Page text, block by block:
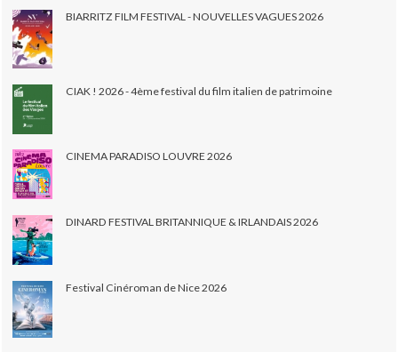
BIARRITZ FILM FESTIVAL - NOUVELLES VAGUES 2026
CIAK ! 2026 - 4ème festival du film italien de patrimoine
CINEMA PARADISO LOUVRE 2026
DINARD FESTIVAL BRITANNIQUE & IRLANDAIS 2026
Festival Cinéroman de Nice 2026